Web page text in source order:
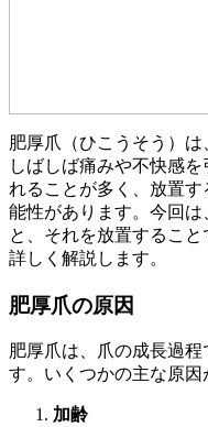
肥厚爪（ひこうそう）は
しばしば痛みや不快感
れることが多く、放置
能性があります。今回
と、それを放置するこ
詳しく解説します。
肥厚爪の原因
肥厚爪は、爪の成長過
す。いくつかの主な原因
加齢